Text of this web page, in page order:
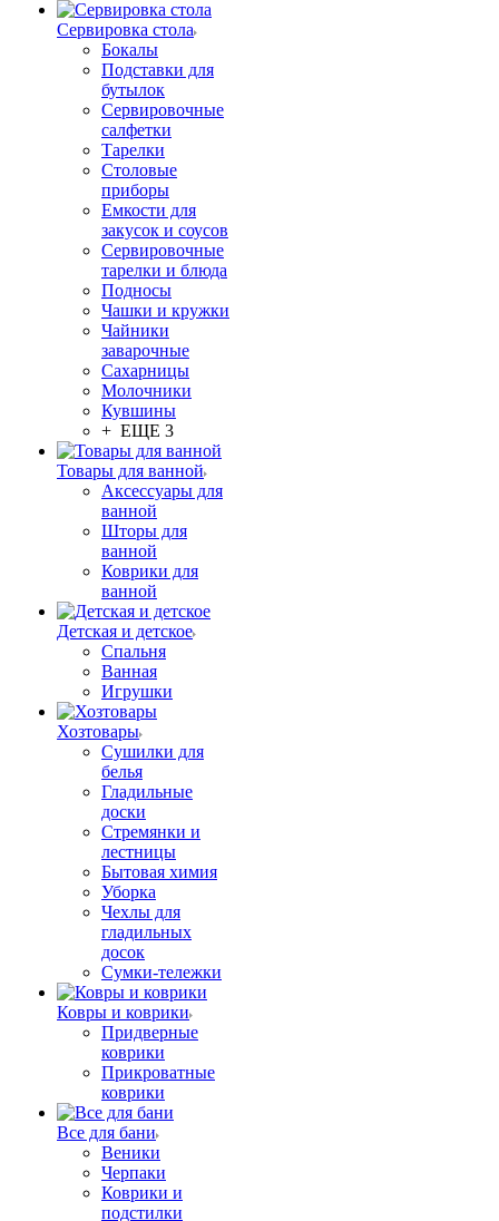
Сервировка стола
Бокалы
Подставки для
бутылок
Сервировочные
салфетки
Тарелки
Столовые
приборы
Емкости для
закусок и соусов
Сервировочные
тарелки и блюда
Подносы
Чашки и кружки
Чайники
заварочные
Сахарницы
Молочники
Кувшины
+ ЕЩЕ 3
Товары для ванной
Аксессуары для
ванной
Шторы для
ванной
Коврики для
ванной
Детская и детское
Спальня
Ванная
Игрушки
Хозтовары
Сушилки для
белья
Гладильные
доски
Стремянки и
лестницы
Бытовая химия
Уборка
Чехлы для
гладильных
досок
Сумки-тележки
Ковры и коврики
Придверные
коврики
Прикроватные
коврики
Все для бани
Веники
Черпаки
Коврики и
подстилки